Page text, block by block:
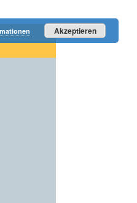
Akzeptieren